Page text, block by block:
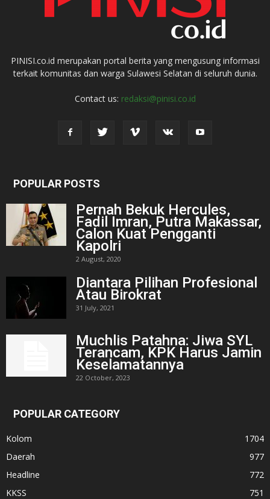
PINISI.co.id merupakan portal berita yang mengusung informasi
terkait komunitas dan warga Sulawesi Selatan di seluruh dunia.
Contact us: redaksi@pinisi.co.id
POPULAR POSTS
Pernah Bekuk Hercules,
Fadil Imran, Putra Makassar,
Calon Kuat Pengganti
Kapolri
2 August, 2020
Diantara Pilihan Profesional
Atau Birokrat
31 July, 2021
Muchlis Patahna: Jiwa SYL
Terancam, KPK Harus Jamin
Keselamatannya
22 October, 2023
POPULAR CATEGORY
Kolom
1704
Daerah
977
Headline
772
KKSS
751